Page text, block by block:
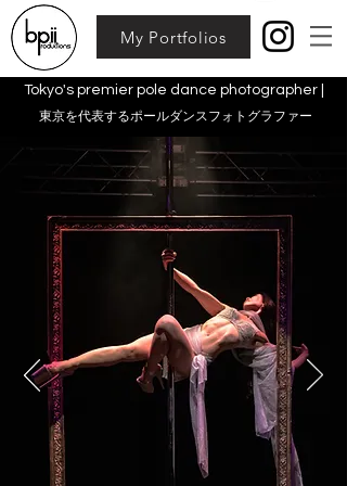
My Portfolios
Tokyo's premier pole dance photographer |
東京を代表するポールダンスフォトグラファー